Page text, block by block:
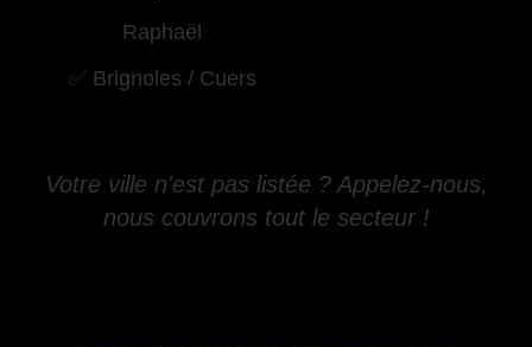
Raphaël
✅ Brignoles / Cuers
Votre ville n'est pas listée ? Appelez-nous,
nous couvrons tout le secteur !